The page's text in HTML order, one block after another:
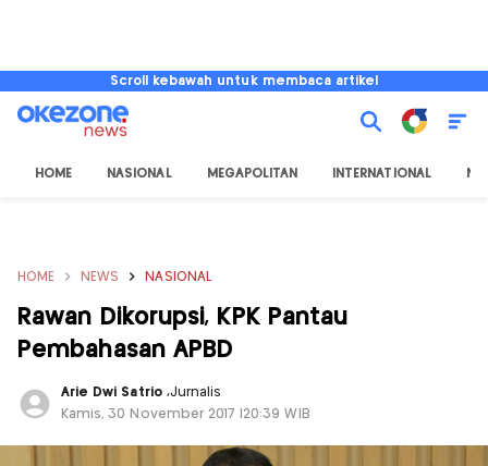
Scroll kebawah untuk membaca artikel
HOME NASIONAL MEGAPOLITAN INTERNATIONAL
HOME NEWS NASIONAL
Rawan Dikorupsi, KPK Pantau
Pembahasan APBD
Arie Dwi Satrio ,Jurnalis
Kamis, 30 November 2017 |20:39 WIB